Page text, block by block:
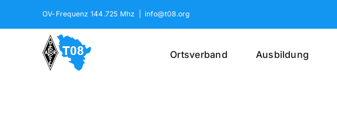
OV-Frequenz 144.725 Mhz info@t08.org
Ortsverband Ausbildung